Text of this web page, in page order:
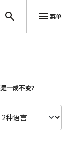
菜单
一成不变？